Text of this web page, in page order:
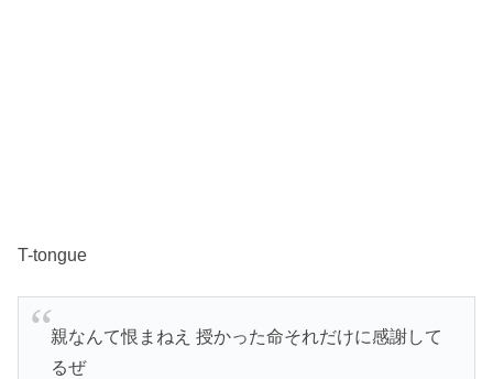
T-tongue
親なんて恨まねえ 授かった命それだけに感謝して
るぜ